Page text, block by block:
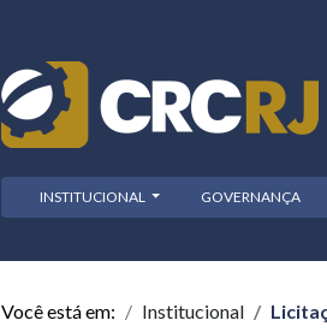
INSTITUCIONAL GOVERNANÇA
Você está em: Institucional